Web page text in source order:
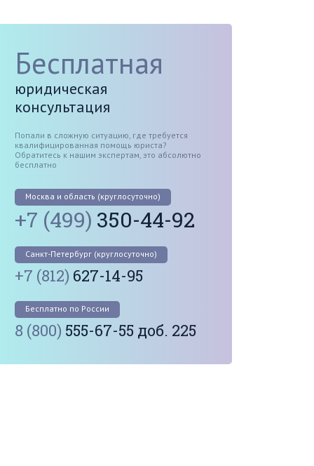
Бесплатная
юридическая
консультация
Попали в сложную ситуацию, где требуется
квалифицированная помощь юриста?
Обратитесь к нашим экспертам, это абсолютно
бесплатно
Москва и область (круглосуточно)
+7 (499) 350-44-92
Санкт-Петербург (круглосуточно)
+7 (812) 627-14-95
Бесплатно по России
8 (800) 555-67-55 доб. 225